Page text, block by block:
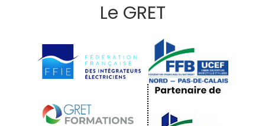
Le GRET